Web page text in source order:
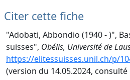
Citer cette fiche
"Adobati, Abbondio (1940 - )",
suisses", Obélis, Université de
https://elitessuisses.unil.ch/p/
(version du 14.05.2024, consulté